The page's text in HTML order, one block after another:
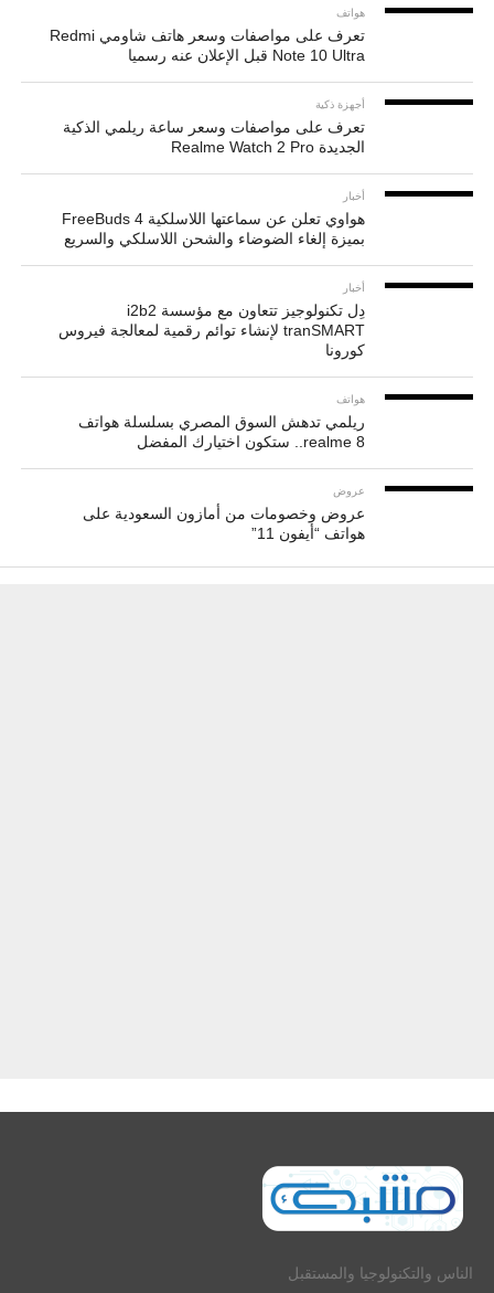
هواتف
تعرف على مواصفات وسعر هاتف شاومي Redmi
Note 10 Ultra قبل الإعلان عنه رسميا
أجهزة ذكية
تعرف على مواصفات وسعر ساعة ريلمي الذكية
الجديدة Realme Watch 2 Pro
أخبار
هواوي تعلن عن سماعتها اللاسلكية FreeBuds 4
بميزة إلغاء الضوضاء والشحن اللاسلكي والسريع
أخبار
دِل تكنولوجيز تتعاون مع مؤسسة i2b2
tranSMART لإنشاء توائم رقمية لمعالجة فيروس
كورونا
هواتف
ريلمي تدهش السوق المصري بسلسلة هواتف
realme 8.. ستكون اختيارك المفضل
عروض
عروض وخصومات من أمازون السعودية على
هواتف “أيفون 11”
الناس والتكنولوجيا والمستقبل